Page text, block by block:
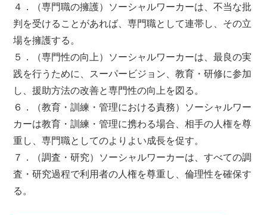
４．（専門職の擁護）ソーシャルワーカーは、不当な批
判を受けることがあれば、専門職として連帯し、その立
場を擁護する。
５．（専門性の向上）ソーシャルワーカーは、最良の実
践を行うために、スーパービジョン、教育・研修に参加
し、援助方法の改善と専門性の向上を図る。
６．（教育・訓練・管理における責務）ソーシャルワー
カーは教育・訓練・管理に携わる場合、相手の人権を尊
重し、専門職としてのよりよい成長を促す。
７．（調査・研究）ソーシャルワーカーは、すべての調
査・研究過程で利用者の人権を尊重し、倫理性を確保す
る。